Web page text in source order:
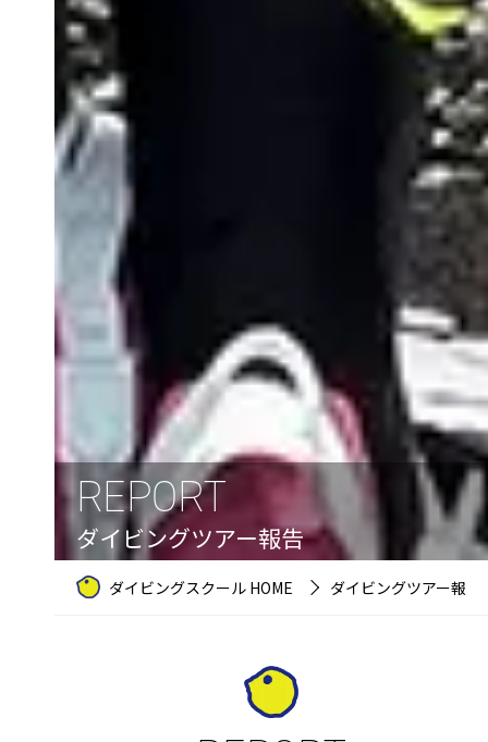
REPORT
ダイビングツアー報告
ダイビングスクール HOME ダイビングツアー報告